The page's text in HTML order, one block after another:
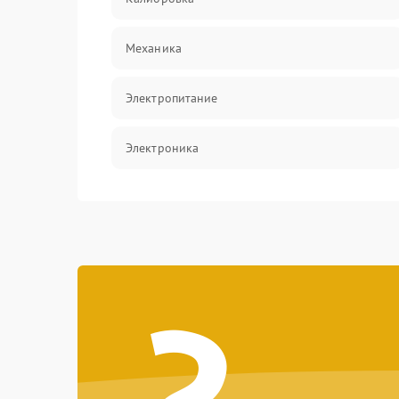
Механика
Электропитание
Электроника